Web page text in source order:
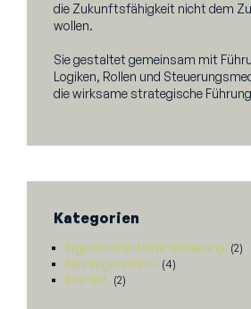
die Zukunftsfähigkeit nicht dem
wollen.
Sie gestaltet gemeinsam mit
Logiken, Rollen und
die wirksame strategische
Kategorien
Ergebnisorientierte Steuerung. (2)
Führungssystem. (4)
Klarheit. (2)